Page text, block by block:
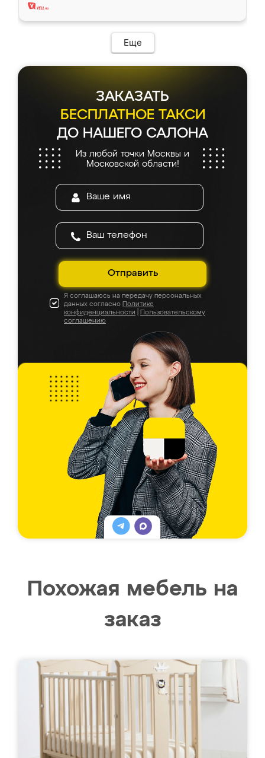
Еще
ЗАКАЗАТЬ
БЕСПЛАТНОЕ ТАКСИ
ДО НАШЕГО САЛОНА
Из любой точки Москвы и
Московской области!
Отправить
Я соглашаюсь на передачу персональных
данных согласно Политике
конфиденциальности
Пользовательскому
соглашению
Похожая мебель на
заказ